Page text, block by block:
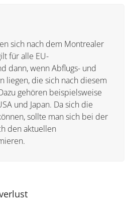
sich nach dem Montrealer
für alle EU-
dann, wenn Abflugs- und
liegen, die sich nach diesem
gehören beispielsweise
und Japan. Da sich die
sollte man sich bei der
den aktuellen